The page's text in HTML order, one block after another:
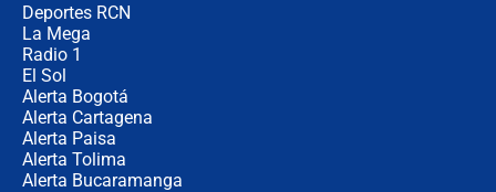
Deportes RCN
La Mega
Radio 1
El Sol
Alerta Bogotá
Alerta Cartagena
Alerta Paisa
Alerta Tolima
Alerta Bucaramanga